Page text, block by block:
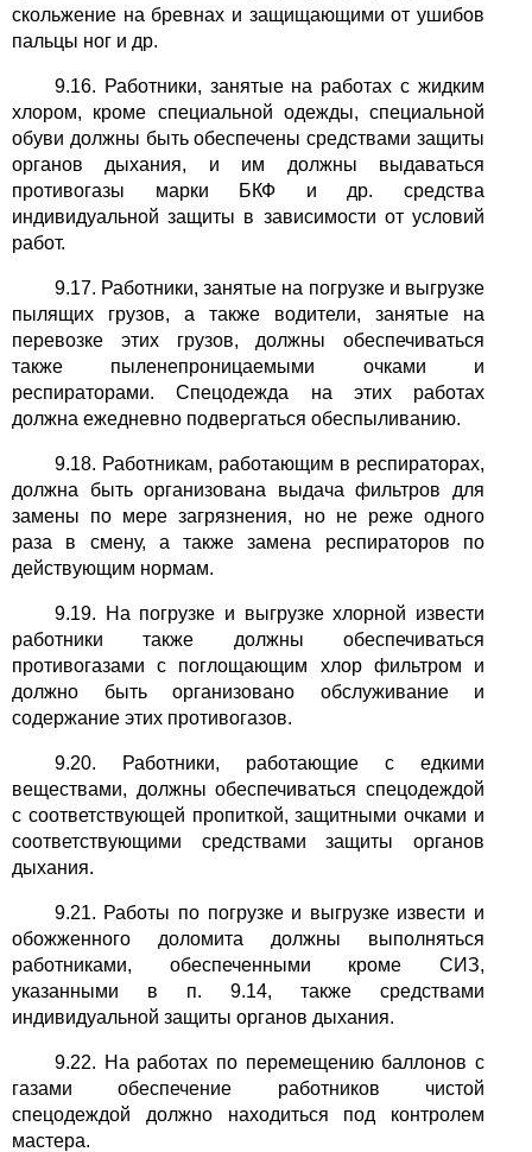
скольжение на бревнах и защищающими от ушибов
пальцы ног и др.
9.16. Работники, занятые на работах с жидким
хлором, кроме специальной одежды, специальной
обуви должны быть обеспечены средствами защиты
органов дыхания, и им должны выдаваться
противогазы марки БКФ и др. средства
индивидуальной защиты в зависимости от условий
работ.
9.17. Работники, занятые на погрузке и выгрузке
пылящих грузов, а также водители, занятые на
перевозке этих грузов, должны обеспечиваться
также пыленепроницаемыми очками и
респираторами. Спецодежда на этих работах
должна ежедневно подвергаться обеспыливанию.
9.18. Работникам, работающим в респираторах,
должна быть организована выдача фильтров для
замены по мере загрязнения, но не реже одного
раза в смену, а также замена респираторов по
действующим нормам.
9.19. На погрузке и выгрузке хлорной извести
работники также должны обеспечиваться
противогазами с поглощающим хлор фильтром и
должно быть организовано обслуживание и
содержание этих противогазов.
9.20. Работники, работающие с едкими
веществами, должны обеспечиваться спецодеждой
с соответствующей пропиткой, защитными очками и
соответствующими средствами защиты органов
дыхания.
9.21. Работы по погрузке и выгрузке извести и
обожженного доломита должны выполняться
работниками, обеспеченными кроме СИЗ,
указанными в п. 9.14, также средствами
индивидуальной защиты органов дыхания.
9.22. На работах по перемещению баллонов с
газами обеспечение работников чистой
спецодеждой должно находиться под контролем
мастера.